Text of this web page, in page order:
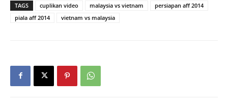
TAGS cuplikan video malaysia vs vietnam
persiapan aff 2014
piala aff 2014
vietnam vs malaysia